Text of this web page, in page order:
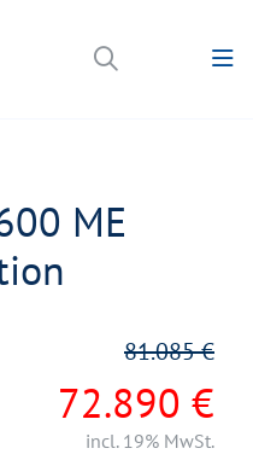
ME
72.890 €
81.085 €
incl. 19% MwSt.